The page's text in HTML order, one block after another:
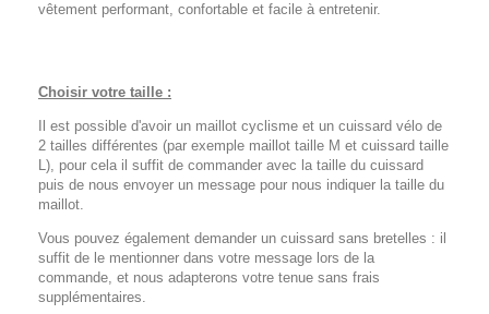
vêtement performant, confortable et facile à entretenir.
Choisir votre taille :
Il est possible d'avoir un maillot cyclisme et un cuissard vélo de
2 tailles différentes (par exemple maillot taille M et cuissard taille
L), pour cela il suffit de commander avec la taille du cuissard
puis de nous envoyer un message pour nous indiquer la taille du
maillot.
Vous pouvez également demander un cuissard sans bretelles : il
suffit de le mentionner dans votre message lors de la
commande, et nous adapterons votre tenue sans frais
supplémentaires.